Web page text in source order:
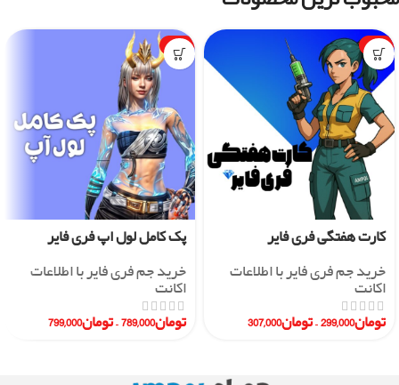
-7%
کارت هفتگی فری فایر
خرید جم فری فایر با اطلاعات
اکانت
تومان299,000
–تومان307,000
-1%
پک کامل لول اپ فری فایر
خرید جم فری فایر با اطلاعات
اکانت
تومان789,000
–تومان799,000